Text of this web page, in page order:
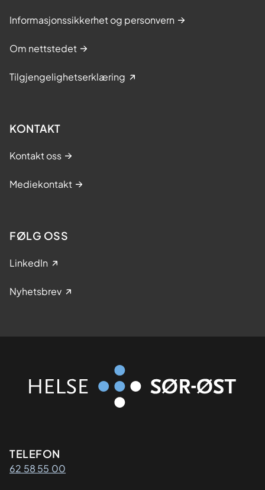
Informasjonssikkerhet og personvern
Om nettstedet
Tilgjengelighetserklæring
KONTAKT
Kontakt oss
Mediekontakt
FØLG OSS
LinkedIn
Nyhetsbrev
Kontaktinformasjon
TELEFON
62 58 55 00